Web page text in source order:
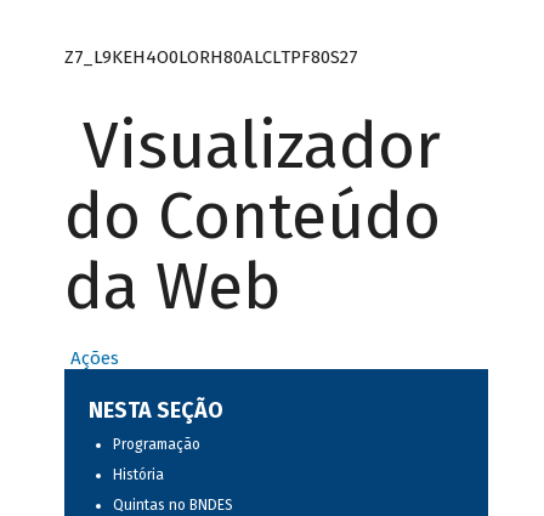
Z7_L9KEH4O0LORH80ALCLTPF80S27
Visualizador
do Conteúdo
da Web
Ações
NESTA SEÇÃO
Programação
História
Quintas no BNDES